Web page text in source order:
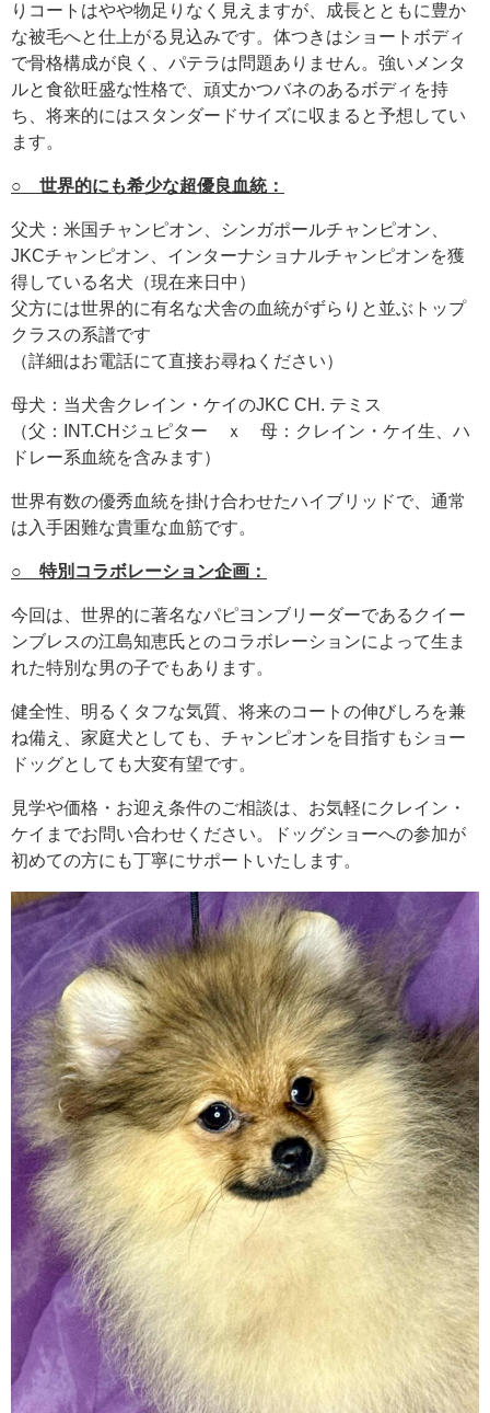
りコートはやや物足りなく見えますが、成長とともに豊か
な被毛へと仕上がる見込みです。体つきはショートボディ
で骨格構成が良く、パテラは問題ありません。強いメンタ
ルと食欲旺盛な性格で、頑丈かつバネのあるボディを持
ち、将来的にはスタンダードサイズに収まると予想してい
ます。
○ 世界的にも希少な超優良血統：
父犬：米国チャンピオン、シンガポールチャンピオン、
JKCチャンピオン、インターナショナルチャンピオンを獲
得している名犬（現在来日中）
父方には世界的に有名な犬舎の血統がずらりと並ぶトップ
クラスの系譜です
（詳細はお電話にて直接お尋ねください）
母犬：当犬舎クレイン・ケイのJKC CH. テミス
（父：INT.CHジュピター ｘ 母：クレイン・ケイ生、ハ
ドレー系血統を含みます）
世界有数の優秀血統を掛け合わせたハイブリッドで、通常
は入手困難な貴重な血筋です。
○ 特別コラボレーション企画：
今回は、世界的に著名なパピヨンブリーダーであるクイー
ンブレスの江島知恵氏とのコラボレーションによって生ま
れた特別な男の子でもあります。
健全性、明るくタフな気質、将来のコートの伸びしろを兼
ね備え、家庭犬としても、チャンピオンを目指すもショー
ドッグとしても大変有望です。
見学や価格・お迎え条件のご相談は、お気軽にクレイン・
ケイまでお問い合わせください。ドッグショーへの参加が
初めての方にも丁寧にサポートいたします。